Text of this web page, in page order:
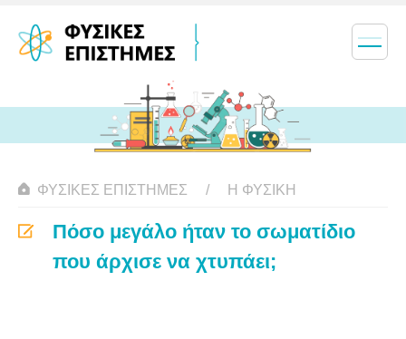
ΦΥΣΙΚΈΣ ΕΠΙΣΤΉΜΕΣ Η ΦΥΣΙΚΗ
Πόσο μεγάλο ήταν το σωματίδιο
που άρχισε να χτυπάει;